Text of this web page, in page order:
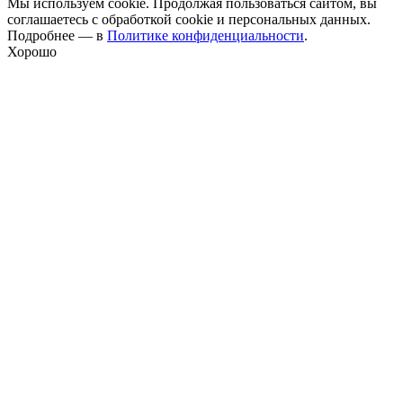
Мы используем cookie. Продолжая пользоваться сайтом, вы
соглашаетесь с обработкой cookie и персональных данных.
Подробнее — в Политике конфиденциальности.
Хорошо